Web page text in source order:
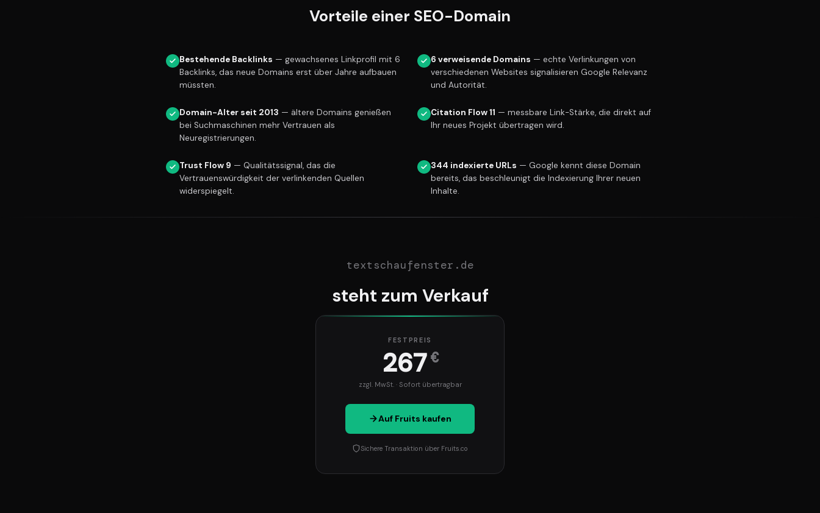
Vorteile einer SEO-Domain
Bestehende Backlinks — gewachsenes Linkprofil mit 6
Backlinks, das neue Domains erst über Jahre aufbauen
müssten.
6 verweisende Domains — echte Verlinkungen von
verschiedenen Websites signalisieren Google Relevanz
und Autorität.
Domain-Alter seit 2013 — ältere Domains genießen
bei Suchmaschinen mehr Vertrauen als
Neuregistrierungen.
Citation Flow 11 — messbare Link-Stärke, die direkt auf
Ihr neues Projekt übertragen wird.
Trust Flow 9 — Qualitätssignal, das die
Vertrauenswürdigkeit der verlinkenden Quellen
widerspiegelt.
344 indexierte URLs — Google kennt diese Domain
bereits, das beschleunigt die Indexierung Ihrer neuen
Inhalte.
textschaufenster.de
steht zum Verkauf
FESTPREIS
267 €
zzgl. MwSt. · Sofort übertragbar
Auf Fruits kaufen
Sichere Transaktion über Fruits.co